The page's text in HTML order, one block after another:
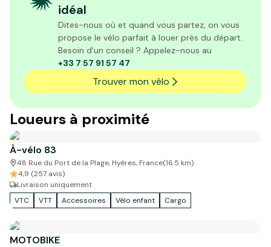
idéal
Dites-nous où et quand vous partez, on vous
propose le vélo parfait à louer près du départ.
Besoin d'un conseil ? Appelez-nous au
+33 7 57 91 57 47
Trouver mon vélo
Loueurs à proximité
À-vélo 83
48 Rue du Port de la Plage, Hyères, France(16.5 km)
4,9 (257 avis)
Livraison uniquement
VTC
VTT Accessoires Vélo enfant Cargo
MOTOBIKE